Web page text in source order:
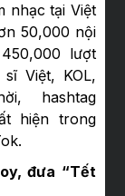
nhạc tại Việt
50,000 nội
lượt
Việt, KOL,
hashtag
hiện trong
đưa “Tết